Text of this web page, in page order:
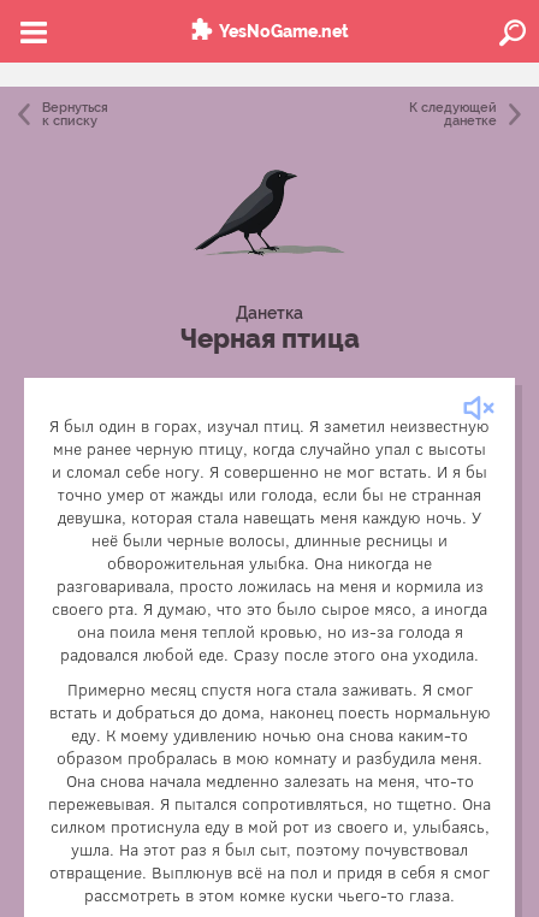
YesNoGame.net
Вернуться
к списку
К следующей
данетке
Данетка
Черная птица
Я был один в горах, изучал птиц. Я заметил неизвестную
мне ранее черную птицу, когда случайно упал с высоты
и сломал себе ногу. Я совершенно не мог встать. И я бы
точно умер от жажды или голода, если бы не странная
девушка, которая стала навещать меня каждую ночь. У
неё были черные волосы, длинные ресницы и
обворожительная улыбка. Она никогда не
разговаривала, просто ложилась на меня и кормила из
своего рта. Я думаю, что это было сырое мясо, а иногда
она поила меня теплой кровью, но из-за голода я
радовался любой еде. Сразу после этого она уходила.
Примерно месяц спустя нога стала заживать. Я смог
встать и добраться до дома, наконец поесть нормальную
еду. К моему удивлению ночью она снова каким-то
образом пробралась в мою комнату и разбудила меня.
Она снова начала медленно залезать на меня, что-то
пережевывая. Я пытался сопротивляться, но тщетно. Она
силком протиснула еду в мой рот из своего и, улыбаясь,
ушла. На этот раз я был сыт, поэтому почувствовал
отвращение. Выплюнув всё на пол и придя в себя я смог
рассмотреть в этом комке куски чьего-то глаза.
Эта девушка — демон. Ей хотелось позаботиться о
главном герое, продлить его жизнь.
Спустя два года после последней кормёжки она снова
пришла к главному герою, но не для кормежки. Она
перевоплотилась в черную птицу и унесла его в своё
гнездо на горе Фудзи. Она стала откусывать от него
небольшие куски плоти каждый день, чтобы
перемещаться во времени и кормить его же в прошлом,
ведь иначе он умер бы от голода.